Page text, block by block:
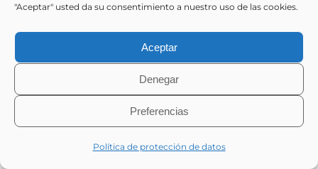
"Aceptar" usted da su consentimiento a nuestro uso de las cookies.
Aceptar
Denegar
Preferencias
Política de protección de datos
Share This Article
Related Posts